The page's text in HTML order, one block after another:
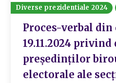
Diverse prezidentiale 2024
Proces-verbal din
19.11.2024
preşedinţilor
electorale ale